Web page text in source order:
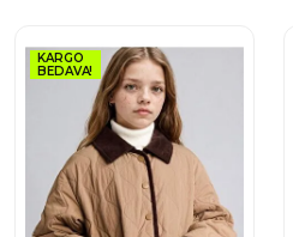
KARGO
BEDAVA!